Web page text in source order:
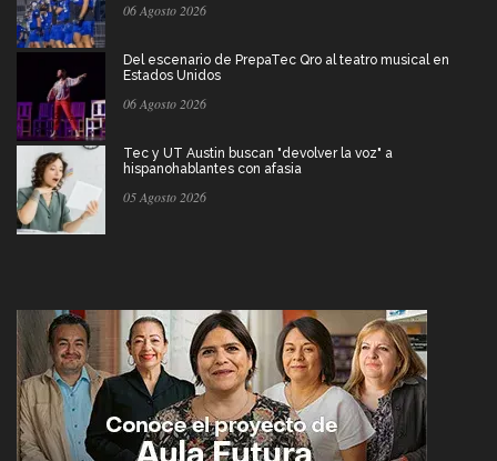
06 Agosto 2026
Del escenario de PrepaTec Qro al teatro musical en
Estados Unidos
06 Agosto 2026
Tec y UT Austin buscan "devolver la voz" a
hispanohablantes con afasia
05 Agosto 2026